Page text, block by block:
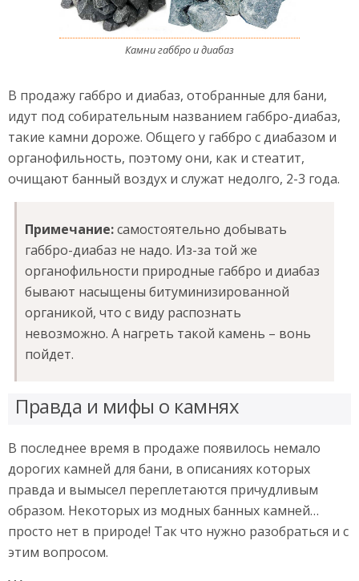
Камни габбро и диабаз
В продажу габбро и диабаз, отобранные для бани,
идут под собирательным названием габбро-диабаз,
такие камни дороже. Общего у габбро с диабазом и
органофильность, поэтому они, как и стеатит,
очищают банный воздух и служат недолго, 2-3 года.
Примечание:самостоятельно добывать
габбро-диабаз не надо. Из-за той же
органофильности природные габбро и диабаз
бывают насыщены битуминизированной
органикой, что с виду распознать
невозможно. А нагреть такой камень – вонь
пойдет.
Правда и мифы о камнях
В последнее время в продаже появилось немало
дорогих камней для бани, в описаниях которых
правда и вымысел переплетаются причудливым
образом. Некоторых из модных банных камней…
просто нет в природе! Так что нужно разобраться и с
этим вопросом.